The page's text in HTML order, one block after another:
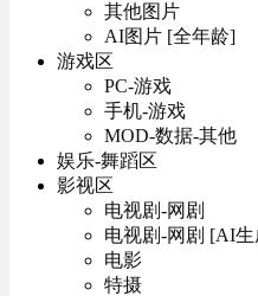
其他图片
AI图片 [全年龄]
游戏区
PC-游戏
手机-游戏
MOD-数据-其他
娱乐-舞蹈区
影视区
电视剧-网剧
电视剧-网剧 [AI
电影
特摄